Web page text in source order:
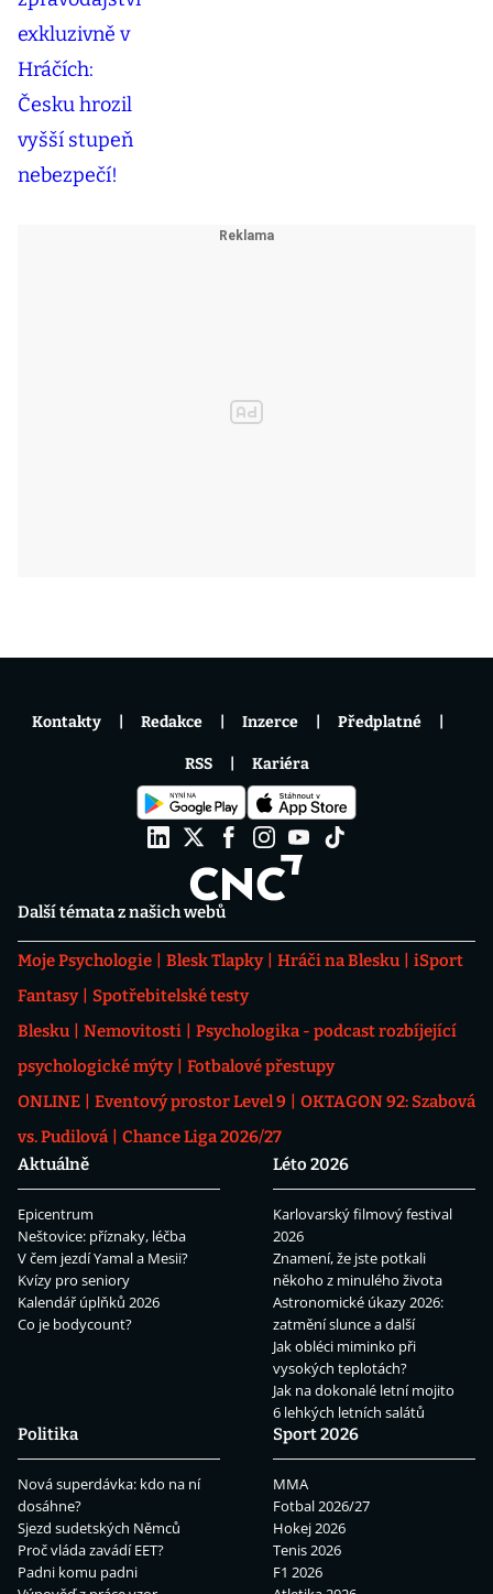
Další témata z našich webů
Moje Psychologie Blesk Tlapky Hráči na Blesku
iSport
Fantasy
Spotřebitelské testy
Blesku
Nemovitosti
Psychologika - podcast rozbíjející
psychologické mýty
Fotbalové přestupy
ONLINE
Eventový prostor Level 9
OKTAGON 92: Szabová
vs. Pudilová
Chance Liga 2026/27
Aktuálně
Epicentrum
Neštovice: příznaky, léčba
V čem jezdí Yamal a Mesii?
Kvízy pro seniory
Kalendář úplňků 2026
Co je bodycount?
Léto 2026
Karlovarský filmový festival
2026
Znamení, že jste potkali
někoho z minulého života
Astronomické úkazy 2026:
zatmění slunce a další
Jak obléci miminko při
vysokých teplotách?
Jak na dokonalé letní mojito
6 lehkých letních salátů
Politika
Nová superdávka: kdo na ní
dosáhne?
Sjezd sudetských Němců
Proč vláda zavádí EET?
Padni komu padni
Sport 2026
MMA
Fotbal 2026/27
Hokej 2026
Tenis 2026
F1 2026
Kontakty Redakce Inzerce Předplatné
RSS Kariéra